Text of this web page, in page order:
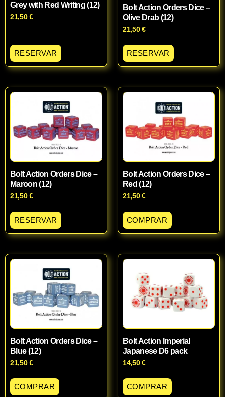
Grey with Red Writing (12)
21,50€
RESERVAR
Bolt Action Orders Dice –
Olive Drab (12)
21,50€
RESERVAR
Bolt Action Orders Dice –
Maroon (12)
21,50€
RESERVAR
Bolt Action Orders Dice –
Red (12)
21,50€
COMPRAR
Bolt Action Orders Dice –
Blue (12)
21,50€
COMPRAR
Bolt Action Imperial
Japanese D6 pack
14,50€
COMPRAR